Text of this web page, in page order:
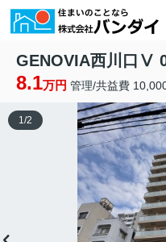
GENOVIA西川口Ⅴ
8.1万円 管理/共益費
1/2